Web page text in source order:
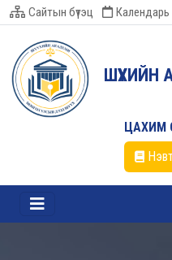
Сайтын бүтэц Календарь
ЦАХИМ